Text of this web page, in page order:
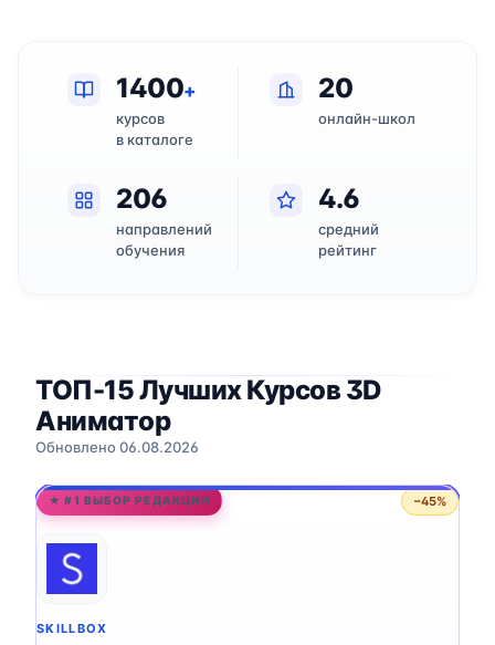
1400+
курсов
в каталоге
20
онлайн-школ
206
направлений
обучения
4.6
средний
рейтинг
ТОП-15 Лучших Курсов 3D
Аниматор
Обновлено 06.08.2026
★ #1 ВЫБОР РЕДАКЦИИ −45%
SKILLBOX